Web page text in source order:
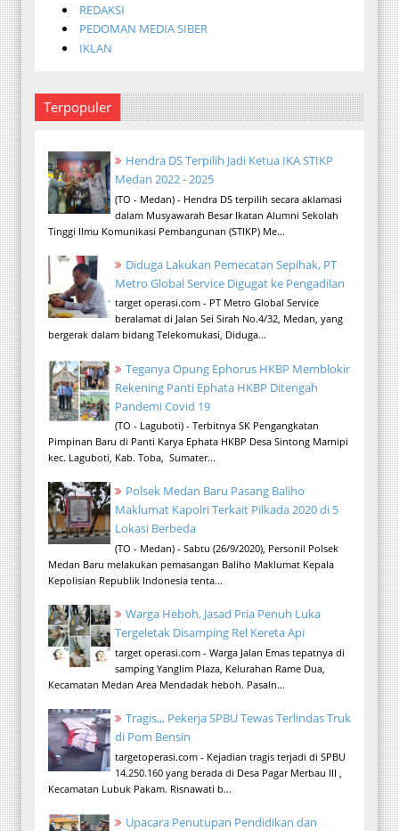
REDAKSI
PEDOMAN MEDIA SIBER
IKLAN
Terpopuler
Hendra DS Terpilih Jadi Ketua IKA STIKP
Medan 2022 - 2025
(TO - Medan) - Hendra DS terpilih secara aklamasi
dalam Musyawarah Besar Ikatan Alumni Sekolah
Tinggi Ilmu Komunikasi Pembangunan (STIKP) Me...
Diduga Lakukan Pemecatan Sepihak, PT
Metro Global Service Digugat ke Pengadilan
target operasi.com - PT Metro Global Service
beralamat di Jalan Sei Sirah No.4/32, Medan, yang
bergerak dalam bidang Telekomukasi, Diduga...
Teganya Opung Ephorus HKBP Memblokir
Rekening Panti Ephata HKBP Ditengah
Pandemi Covid 19
(TO - Laguboti) - Terbitnya SK Pengangkatan
Pimpinan Baru di Panti Karya Ephata HKBP Desa Sintong Marnipi
kec. Laguboti, Kab. Toba, Sumater...
Polsek Medan Baru Pasang Baliho
Maklumat Kapolri Terkait Pilkada 2020 di 5
Lokasi Berbeda
(TO - Medan) - Sabtu (26/9/2020), Personil Polsek
Medan Baru melakukan pemasangan Baliho Maklumat Kepala
Kepolisian Republik Indonesia tenta...
Warga Heboh, Jasad Pria Penuh Luka
Tergeletak Disamping Rel Kereta Api
target operasi.com - Warga Jalan Emas tepatnya di
samping Yanglim Plaza, Kelurahan Rame Dua,
Kecamatan Medan Area Mendadak heboh. Pasaln...
Tragis,,, Pekerja SPBU Tewas Terlindas Truk
di Pom Bensin
targetoperasi.com - Kejadian tragis terjadi di SPBU
14.250.160 yang berada di Desa Pagar Merbau III ,
Kecamatan Lubuk Pakam. Risnawati b...
Upacara Penutupan Pendidikan dan